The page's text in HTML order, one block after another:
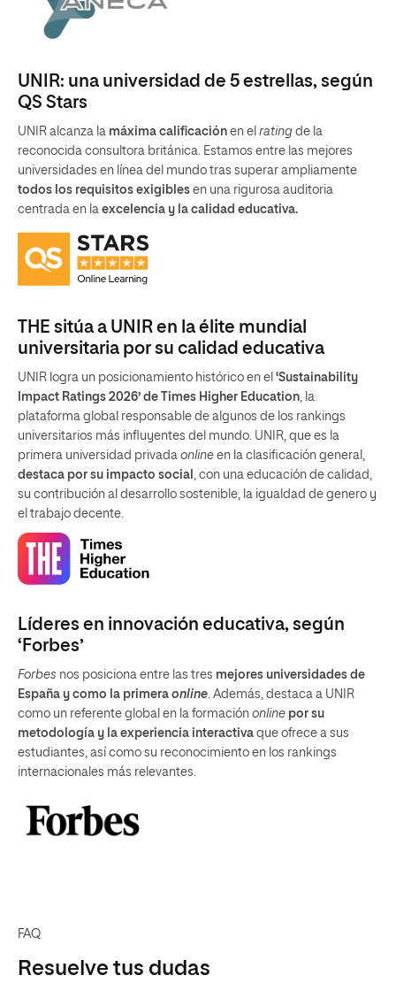
UNIR: una universidad de 5 estrellas, según
QS Stars
UNIR alcanza la máxima calificación en el rating de la
reconocida consultora británica. Estamos entre las mejores
universidades en línea del mundo tras superar ampliamente
todos los requisitos exigibles en una rigurosa auditoria
centrada en la excelencia y la calidad educativa.
THE sitúa a UNIR en la élite mundial
universitaria por su calidad educativa
UNIR logra un posicionamiento histórico en el ‘Sustainability
Impact Ratings 2026’ de Times Higher Education , la
plataforma global responsable de algunos de los rankings
universitarios más influyentes del mundo. UNIR, que es la
primera universidad privada online en la clasificación general,
destaca por su impacto social
, con una educación de calidad,
su contribución al desarrollo sostenible, la igualdad de genero y
el trabajo decente.
Líderes en innovación educativa, según
‘Forbes’
Forbes nos posiciona entre las tres mejores universidades de
España y como la primera online. Además, destaca a UNIR
como un referente global en la formación online por su
metodología y la experiencia interactiva que ofrece a sus
estudiantes, así como su reconocimiento en los rankings
internacionales más relevantes.
FAQ
Resuelve tus dudas